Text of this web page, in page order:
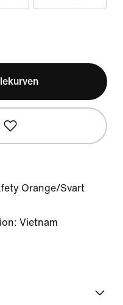
Orange/Svart
Vietnam